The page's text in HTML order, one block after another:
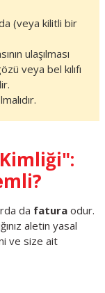
(veya kilitli bir
ulaşılması
veya bel kılıfı
da fatura odur.
aletin yasal
ve size ait